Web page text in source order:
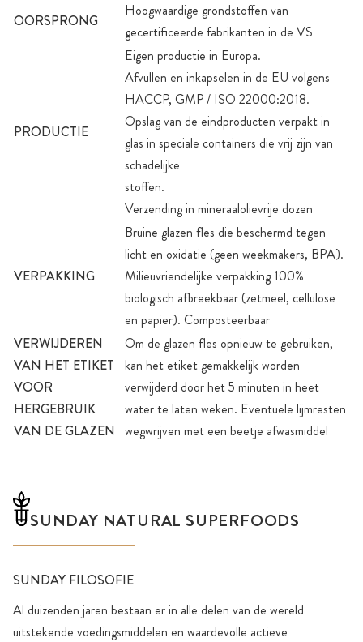
OORSPRONG
Hoogwaardige grondstoffen van
gecertificeerde fabrikanten in de VS
PRODUCTIE
Eigen productie in Europa.
Afvullen en inkapselen in de EU volgens
HACCP, GMP / ISO 22000:2018.
Opslag van de eindproducten verpakt in
glas in speciale containers die vrij zijn van
schadelijke
stoffen.
Verzending in mineraalolievrije dozen
VERPAKKING
Bruine glazen fles die beschermd tegen
licht en oxidatie (geen weekmakers, BPA).
Milieuvriendelijke verpakking 100%
biologisch afbreekbaar (zetmeel, cellulose
en papier). Composteerbaar
VERWIJDEREN
VAN HET ETIKET
VOOR
HERGEBRUIK
VAN DE GLAZEN
Om de glazen fles opnieuw te gebruiken,
kan het etiket gemakkelijk worden
verwijderd door het 5 minuten in heet
water te laten weken. Eventuele lijmresten
wegwrijven met een beetje afwasmiddel
SUNDAY NATURAL SUPERFOODS
SUNDAY FILOSOFIE
Al duizenden jaren bestaan er in alle delen van de wereld
uitstekende voedingsmiddelen en waardevolle actieve